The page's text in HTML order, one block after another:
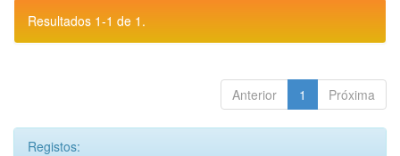
Resultados 1-1 de 1.
Anterior 1 Próxima
Registos: